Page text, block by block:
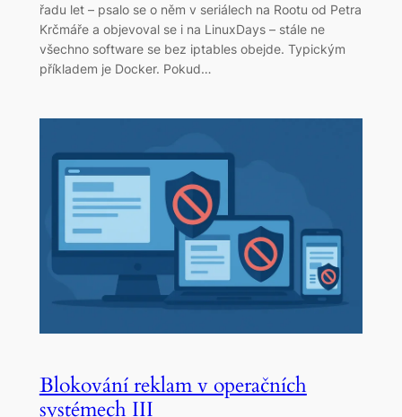
řadu let – psalo se o něm v seriálech na Rootu od Petra
Krčmáře a objevoval se i na LinuxDays – stále ne
všechno software se bez iptables obejde. Typickým
příkladem je Docker. Pokud…
Blokování reklam v operačních
systémech III